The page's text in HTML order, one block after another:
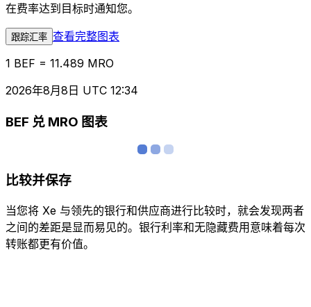
在费率达到目标时通知您。
跟踪汇率 查看完整图表
1 BEF = 11.489 MRO
2026年8月8日 UTC 12:34
BEF 兑 MRO 图表
比较并保存
当您将 Xe 与领先的银行和供应商进行比较时，就会发现两者
之间的差距是显而易见的。银行利率和无隐藏费用意味着每次
转账都更有价值。